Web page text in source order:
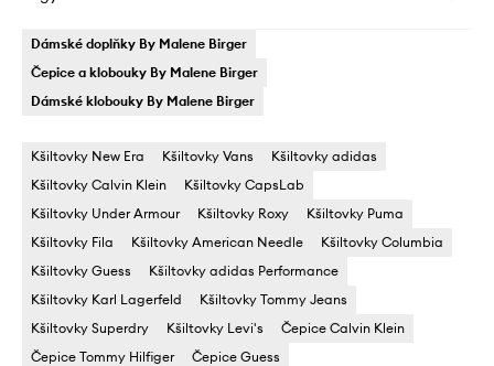
Dámské doplňky By Malene Birger
Čepice a klobouky By Malene Birger
Dámské klobouky By Malene Birger
Kšiltovky New Era Kšiltovky Vans
Kšiltovky adidas
Kšiltovky Calvin Klein
Kšiltovky CapsLab
Kšiltovky Under Armour
Kšiltovky Roxy
Kšiltovky Puma
Kšiltovky Fila
Kšiltovky American Needle
Kšiltovky Columbia
Kšiltovky Guess
Kšiltovky adidas Performance
Kšiltovky Karl Lagerfeld
Kšiltovky Tommy Jeans
Kšiltovky Superdry
Kšiltovky Levi's
Čepice Calvin Klein
Čepice Tommy Hilfiger
Čepice Guess